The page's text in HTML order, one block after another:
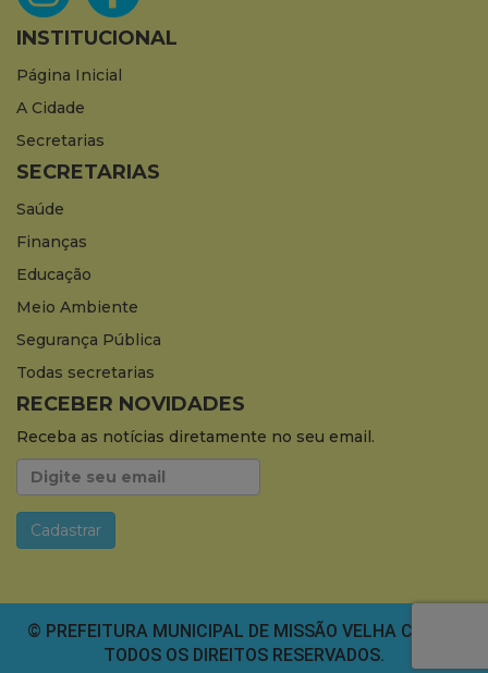
INSTITUCIONAL
Página Inicial
A Cidade
Secretarias
SECRETARIAS
Saúde
Finanças
Educação
Meio Ambiente
Segurança Pública
Todas secretarias
RECEBER NOVIDADES
Receba as notícias diretamente no seu email.
© PREFEITURA MUNICIPAL DE MISSÃO VELHA CEARÁ.
TODOS OS DIREITOS RESERVADOS.